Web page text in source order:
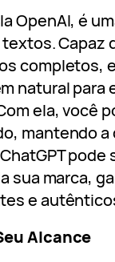
OpenAI, é
Capaz
completos,
natural para
ela, você
mantendo a
pode
sua marca,
e
Alcance